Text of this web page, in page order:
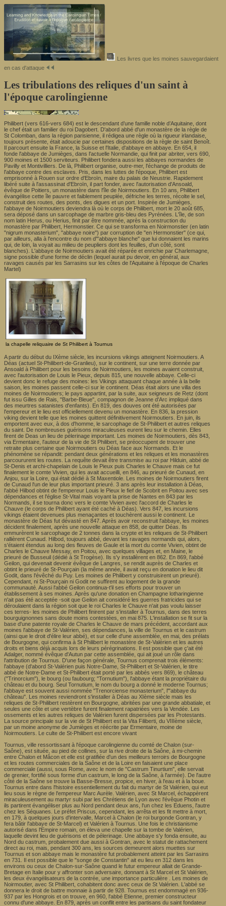
Les livres que les moines sauvegardaient
en cas d'attaque
Les tribulations des reliques d'un saint à
l'époque carolingienne
Philibert (vers 616-vers 684) est le descendant d’une famille noble d’Aquitaine, dont
le chef était un familier du roi Dagobert. D'abord abbé d'un monastère de la règle de
St Colomban, dans la région parisienne, il rédigea une règle où la rigueur irlandaise,
toujours présente, était adoucie par certaines dispositions de la règle de saint Benoît.
Il parcourt ensuite la France, la Suisse et l'Italie, d'abbaye en abbaye. En 654, il
fonde l'abbaye de Jumièges, dans l'actuelle Normandie, qui finit par abriter, vers 690,
900 moines et 1500 serviteurs. Philibert fondera aussi les abbayes normandes de
Pavilly et Montivilliers. De là, Philibert organise, outre-mer, l'échange de produits de
l'abbaye contre des esclaves. Pris, dans les luttes de l'époque, Philibert est
emprisonné à Rouen sur ordre d'Ebroïn, maire du palais de Neustrie. Rapidement
libéré suite à l'assassinat d'Ebroïn, il part fonder, avec l'autorisation d'Ansoald,
évêque de Poitiers, un monastère dans l'île de Noirmoutiers. En 10 ans, Philibert
évangélise cette île pauvre et faiblement peuplée, défriche les terres, récolte le sel,
construit des routes, des ponts, des digues et un port. Inspirée de Jumièges,
l'abbaye de Noirmoutiers deviendra là où le corps de Philibert, mort le 20 août 685,
sera déposé dans un sarcophage de marbre gris-bleu des Pyrénées. L'île, de son
nom latin Herus, ou Herius, finit par être nommée, après la construction du
monastère par Philibert, Hermonstier. Ce qui se transforma en Noirmonstier (en latin
"nigrum monasterium", "abbaye noire") par corruption de "en Hermonstier" (ce qui,
par ailleurs, alla à l'encontre du nom d'"abbaye blanche" que lui donnaient les marins
qui, de loin, la voyait au milieu de peupliers dont les feuilles, d'un côté, sont
blanches). L'abbaye de Noirmoutiers avait été réparée et enrichie par Charlemagne,
signe possible d'une forme de déclin (lequel aurait pu devoir, en général, aux
ravages causés par les Sarrasins sur les côtes de l'Aquitaine à l'époque de Charles
Martel)
la chapelle reliquaire de St Philibert à Tournus
A partir du début du IXème siècle, les incursions vikings atteignent Noirmoutiers. A
Déas (actuel St-Philibert-de-Granlieu), sur le continent, sur une terre donnée par
Ansoald à Philibert pour les besoins de Noirmoutiers, les moines avaient construit,
avec l'autorisation de Louis le Pieux, depuis 815, une nouvelle abbaye. Celle-ci
devient donc le refuge des moines: les Vikings attaquant chaque année à la belle
saison, les moines passent celle-ci sur le continent. Déas était alors une villa des
moines de Noirmoutiers; le pays appartint, par la suite, aux seigneurs de Retz (dont
fut issu Gilles de Rais, "Barbe-Bleue", compagnon de Jeanne d'Arc impliqué dans
des meurtres satanistes d'enfants). En 819, des douves ont été autorisées par
l'empereur et le lieu est officiellement devenu un monastère. En 836, la pression
viking devient telle que les moines quittent définitivement Noirmoutiers. En juin, ils
emportent avec eux, à dos d'homme, le sarcophage de St-Philibert et autres reliques
du saint. De nombreuses guérisons miraculeuses eurent lieu sur le chemin. Elles
firent de Deas un lieu de pèlerinage important. Les moines de Noirmoutiers, dès 843,
via Ermentaire, l'auteur de la vie de St Philibert, se préoccupent de trouver une
retraite plus certaine que Noirmoutiers ou Déas face aux Normands. Et le
phénomène se répandit: pendant deux générations et les reliques et les monastères
parcoururent les routes. La requête devait être transmise au roi par Hilduin, abbé de
St-Denis et archi-chapelain de Louis le Pieux puis Charles le Chauve mais ce fut
finalement le comte Vivien, qui les avait accueilli, en 846, au prieuré de Cunaud, en
Anjou, sur la Loire, qui était dédié à St Maxentiole. Les moines de Noirmoutiers firent
de Cunaud l'un de leur plus important prieuré. 3 ans après leur installation à Déas,
l'abbé Hilbod obtint de l'empereur Louis le Pieux le fief de Scobrit en Poitou avec ses
dépendances et l'église St-Vital mais voyant la prise de Nantes en 843 par les
Normands, il se tourna donc vers le comte Vivien avec l'accord de Charles le
Chauve (le corps de Philibert ayant été caché à Déas). Vers 847, les incursions
vikings étaient devenues plus menaçantes et touchèrent aussi le continent. Le
monastère de Déas fut dévasté en 847. Après avoir reconstruit l'abbaye, les moines
décident finalement, après une nouvelle attaque en 858, de quitter Déas. Ils
emmurèrent le sarcophage de 2 tonnes dans la crypte et les reliques de St-Philibert
rallièrent Cunaud. Hilbod, toujours abbé, devant les ravages normands qui, alors,
s'étaient étendus au long des fleuves de Gaule et la mort du comte Vivien, obtint de
Charles le Chauve Messay, en Poitou, avec quelques villages et, en Maine, le
prieuré de Busseuil (dédié à St Trogèse). Ils s'y installèrent en 862. En 869, l'abbé
Geilon, qui devenait devenir évêque de Langres, se rendit auprès de Charles et
obtint le prieuré de St-Pourçain (la même année, il avait reçu en donation le lieu dit
Godit, dans l'évêché du Puy. Les moines de Philibert y construisirent un prieuré).
Cependant, ni St-Pourçain ni Godit ne suffirent au logement de la grande
communauté. Aussi l'abbé Geilon continua-t'il ses efforts pour trouver un
établissement à ses moines. Après qu'une donation en Champagne lotharingienne
n'ait pas été acceptée -soit que Geilon ait considéré les guerres fratricides qui se
déroulaient dans la région soit que le roi Charles le Chauve n'ait pas voulu laisser
ces terres- les moines de Philibert finirent par s'installer à Tournus, dans des terres
bourguignonnes sans doute moins contestées, en mai 875. L'installation se fit sur la
base d'une patente royale de Charles le Chauve de mars précédent, accordant aux
moines l'abbaye de St-Valérien, ses dépendances, la ville de Tournus et le castrum
(ainsi que le droit d'élire leur abbé), et sur celle d'une assemblée, en mai, des prélats
de Bourgogne, qui confirma à St Philibert le monastère de St-Valérien et les autres
droits et biens déjà acquis lors de leurs pérégrinations. Il est possible que ç'ait été
Adalger, nommé évêque d'Autun par cette assemblée, qui ait joué un rôle dans
l'attribution de Tournus. D'une façon générale, Tournus comprenait trois éléments:
l'abbaye (d'abord St-Valérien puis Notre-Dame, St-Philibert et St-Valérien, le titre
abbé de Notre-Dame et St-Philibert était porté par les abbés vers 869), le château
("Trinorcium"), le bourg (ou faubourg; "Tornutium"), l'abbaye étant la propriétaire du
château et du bourg. Seul Tornutium, le nom du bourg a donné le moderne Tournus;
l'abbaye est souvent aussi nommée "Trenorciense monasterium", l'"abbaye du
château". Les moines reviendront s'installer à Déas au XIème siècle mais les
reliques de St-Philibert restèrent en Bourgogne, abritées par une grande abbatiale, et
seules une côte et une vertèbre furent finalement rapatriées vers la Vendée. Les
ossements et les autres reliques de Valérien furent dispersées par les Protestants.
La source principale sur la vie de St Philibert est la Vita Filiberti, du VIIIème siècle,
par un moine anonyme de Jumièges et réécrite par Ermentaire, moine de
Noirmoutiers. Le culte de St-Philibert est encore vivant
Tournus, ville ressortissant à l'époque carolingienne du comté de Chalon (sur-
Saône), est située, au pied de collines, sur la rive droite de la Saône, à mi-chemin
entre Chalon et Mâcon et elle est gratifiée d'un des meilleurs terroirs de Bourgogne
et les routes commerciales de la Saône et de la Loire en faisaient une place
commerciale (aussi, sous Rome, avec le nom de "Castrum Tinurtium", elle servait
de grenier, fortifié sous forme d'un castrum, le long de la Saône, à l'armée). De l'autre
côté de la Saône se trouve la Basse-Bresse, propice, en hiver, à l'eau et à la boue.
Tournus entre dans l'histoire essentiellement du fait du martyr de St Valérien, qui eut
lieu sous le règne de l'empereur Marc Aurèle. Valérien, avec St Marcel, échappèrent
miraculeusement au martyr subi par les Chrétiens de Lyon avec l'évêque Photin et
ils partirent évangéliser plus au Nord pendant deux ans, l'un chez les Eduens, l'autre
chez les Séquanes. Le préfet Priscus, cependant, les arrêta et les fit mettre à mort,
en 179, à quelques jours d'intervalle, Marcel à Chalon (le roi burgonde Gontran, y
fera bâtir l'abbaye de St-Marcel) et Valérien à Tournus. Une fois le christianisme
autorisé dans l'Empire romain, on éleva une chapelle sur la tombe de Valérien,
laquelle devint lieu de guérisons et de pélerinage. Une abbaye s'y fonda ensuite, au
Nord du castrum, probalement due aussi à Gontran, avec le statut de rattachement
direct au roi, mais, pendant 300 ans, les sources demeurent alors muettes sur
Tournus et son abbaye mais le monastère fut probablement atteint par les Sarrasins
en 731. Il est possible que le "songe de Constantin" ait eu lieu en 312 dans les
environs ou ceux de Chalon-sur-Saône quand le futur empereur allait de Grande-
Bretage en Italie pour y affronter son adversaire, donnant à St Marcel et St Valérien,
les deux évangélisateurs de la contrée, une importance particulière . Les moines de
Noirmoutier, avec St Philibert, cohabitent donc avec ceux de St Valérien. L'abbé se
donnera le droit de battre monnaie à partir de 928. Tournus est endommagé en 936-
937 par les Hongrois et on trouve, en 960, l'abbé Etienne, premier constructeur
connu d'une abbaye. En 879, après un conflit entre les partisans du saint fondateur